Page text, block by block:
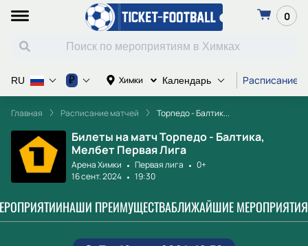
0
Химки Календарь Расписание
RU ₽
Главная Расписание матчей Торпедо - Балтик...
Билеты на матч Торпедо - Балтика,
Мелбет Первая Лига
Арена Химки Первая лига
0+
16 сент. 2024
19:30
НАШИ ПРЕИМУЩЕСТВАБЛИЖАЙШИЕ МЕРОПРИЯТИЯ